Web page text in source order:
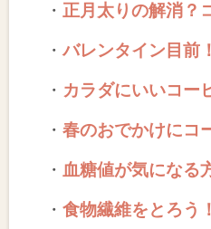
・ 正月太りの解消？
・バレンタイン目前
・ カラダにいいコー
・ 春のおでかけにコ
・ 血糖値が気になる
・ 食物繊維をとろう